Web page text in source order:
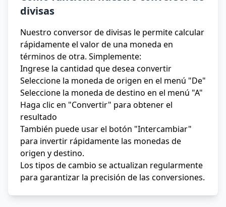
divisas
Nuestro conversor de divisas le permite calcular
rápidamente el valor de una moneda en
términos de otra. Simplemente:
Ingrese la cantidad que desea convertir
Seleccione la moneda de origen en el menú "De"
Seleccione la moneda de destino en el menú "A"
Haga clic en "Convertir" para obtener el
resultado
También puede usar el botón "Intercambiar"
para invertir rápidamente las monedas de
origen y destino.
Los tipos de cambio se actualizan regularmente
para garantizar la precisión de las conversiones.